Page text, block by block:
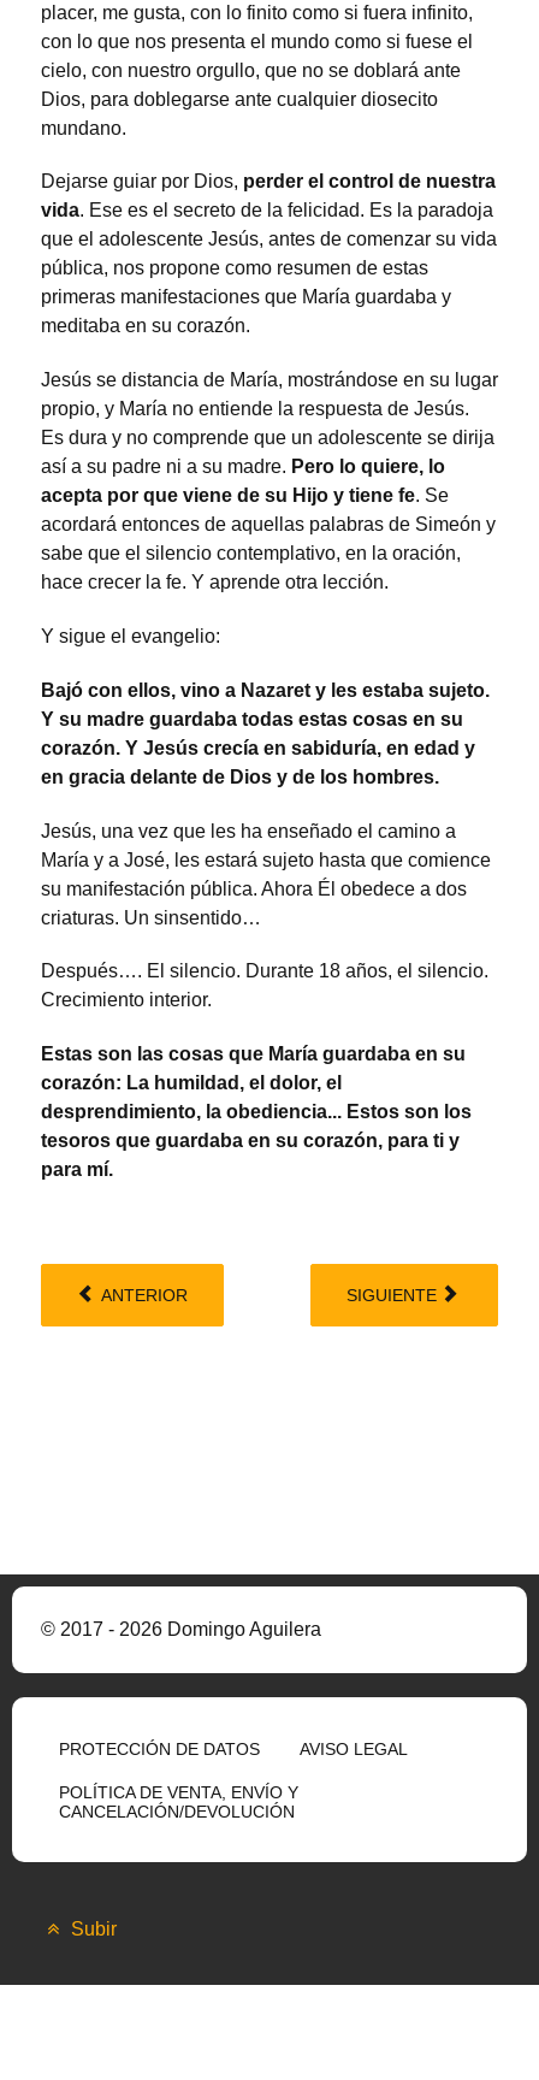
placer, me gusta, con lo finito como si fuera infinito,
con lo que nos presenta el mundo como si fuese el
cielo, con nuestro orgullo, que no se doblará ante
Dios, para doblegarse ante cualquier diosecito
mundano.
Dejarse guiar por Dios, perder el control de nuestra
vida. Ese es el secreto de la felicidad. Es la paradoja
que el adolescente Jesús, antes de comenzar su vida
pública, nos propone como resumen de estas
primeras manifestaciones que María guardaba y
meditaba en su corazón.
Jesús se distancia de María, mostrándose en su lugar
propio, y María no entiende la respuesta de Jesús.
Es dura y no comprende que un adolescente se dirija
así a su padre ni a su madre. Pero lo quiere, lo
acepta por que viene de su Hijo y tiene fe. Se
acordará entonces de aquellas palabras de Simeón y
sabe que el silencio contemplativo, en la oración,
hace crecer la fe. Y aprende otra lección.
Y sigue el evangelio:
Bajó con ellos, vino a Nazaret y les estaba sujeto.
Y su madre guardaba todas estas cosas en su
corazón. Y Jesús crecía en sabiduría, en edad y
en gracia delante de Dios y de los hombres.
Jesús, una vez que les ha enseñado el camino a
María y a José, les estará sujeto hasta que comience
su manifestación pública. Ahora Él obedece a dos
criaturas. Un sinsentido…
Después…. El silencio. Durante 18 años, el silencio.
Crecimiento interior.
Estas son las cosas que María guardaba en su
corazón: La humildad, el dolor, el
desprendimiento, la obediencia... Estos son los
tesoros que guardaba en su corazón, para ti y
para mí.
ANTERIOR SIGUIENTE
© 2017 - 2026 Domingo Aguilera
PROTECCIÓN DE DATOS AVISO LEGAL
POLÍTICA DE VENTA, ENVÍO Y
CANCELACIÓN/DEVOLUCIÓN
Subir